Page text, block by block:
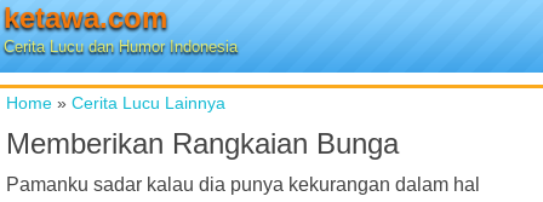
ketawa.com
Cerita Lucu dan Humor Indonesia
Home » Cerita Lucu Lainnya
Memberikan Rangkaian Bunga
Pamanku sadar kalau dia punya kekurangan dalam hal